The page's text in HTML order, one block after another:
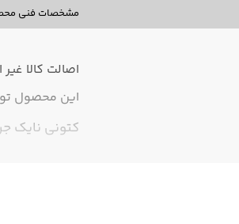
مشخصات فنی
اصالت کالا
این محصول
کتونی نایک